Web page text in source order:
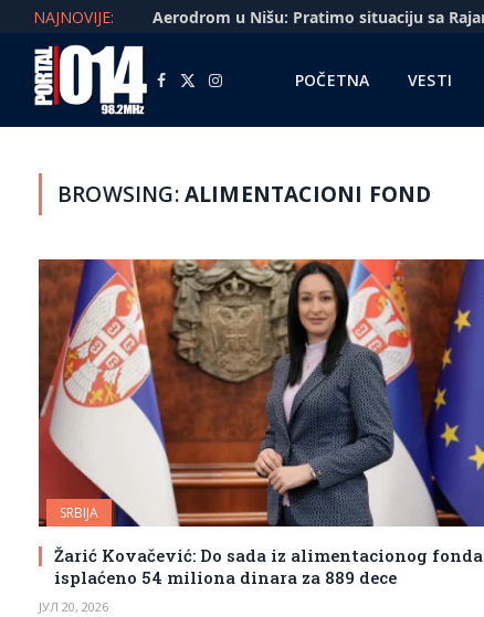
NAJNOVIJE:
Facebook
X
Instagram POČETNA VESTI
BROWSING:ALIMENTACIONI FOND
SRBIJA
Žarić Kovačević: Do sada iz alimentacionog fonda
isplaćeno 54 miliona dinara za 889 dece
ЈУЛ 20, 2026